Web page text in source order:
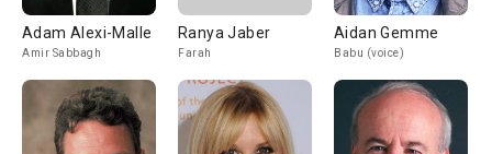
Adam Alexi-Malle
Amir Sabbagh
Ranya Jaber
Farah
Aidan Gemme
Babu (voice)